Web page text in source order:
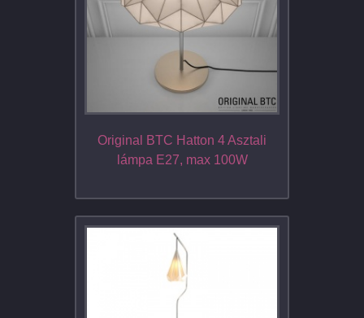
Original BTC Hatton 4 Asztali
lámpa E27, max 100W